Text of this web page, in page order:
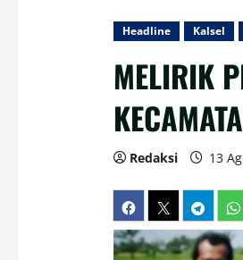
Headline Kalsel
​MELIRIK
Redaksi 13